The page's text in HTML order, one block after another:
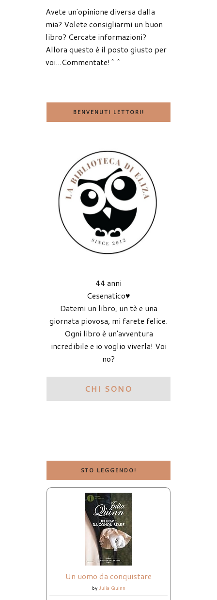
Avete un'opinione diversa dalla
mia? Volete consigliarmi un buon
libro? Cercate informazioni?
Allora questo è il posto giusto per
voi...Commentate!^^
BENVENUTI LETTORI!
44 anni
Cesenatico♥
Datemi un libro, un tè e una
giornata piovosa, mi farete felice.
Ogni libro è un'avventura
incredibile e io voglio viverla! Voi
no?
CHI SONO
STO LEGGENDO!
Un uomo da conquistare
by Julia Quinn